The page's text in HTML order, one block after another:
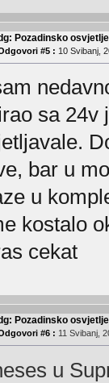
Pozadinsko
#5 : 10 Svibanj,
sa 24v
bar u
u
kostalo
cekat
Pozadinsko
#6 : 11 Svibanj,
u